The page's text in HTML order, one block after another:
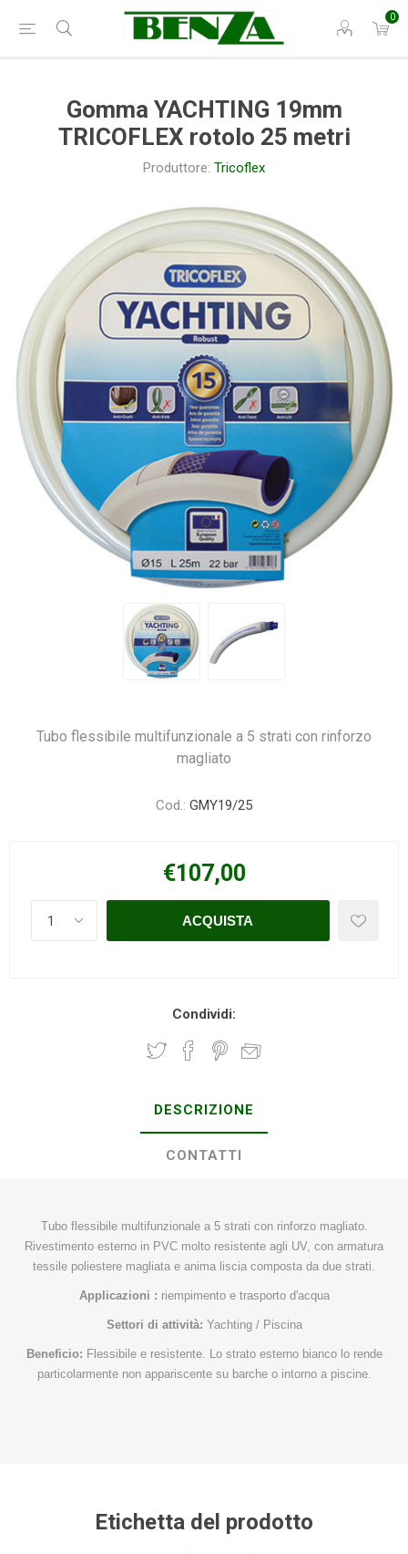
0
Gomma YACHTING 19mm
TRICOFLEX rotolo 25 metri
Produttore: Tricoflex
Tubo flessibile multifunzionale a 5 strati con rinforzo
magliato
Cod.: GMY19/25
€107,00
Condividi:
DESCRIZIONE
CONTATTI
Tubo flessibile multifunzionale a 5 strati con rinforzo magliato.
Rivestimento esterno in PVC molto resistente agli UV, con armatura
tessile poliestere magliata e anima liscia composta da due strati.
Applicazioni : riempimento e trasporto d'acqua
Settori di attività: Yachting / Piscina
Beneficio: Flessibile e resistente. Lo strato esterno bianco lo rende
particolarmente non appariscente su barche o intorno a piscine.
Etichetta del prodotto